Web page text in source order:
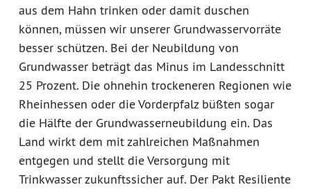
aus dem Hahn trinken oder damit duschen
können, müssen wir unserer Grundwasservorräte
besser schützen. Bei der Neubildung von
Grundwasser beträgt das Minus im Landesschnitt
25 Prozent. Die ohnehin trockeneren Regionen wie
Rheinhessen oder die Vorderpfalz büßten sogar
die Hälfte der Grundwasserneubildung ein. Das
Land wirkt dem mit zahlreichen Maßnahmen
entgegen und stellt die Versorgung mit
Trinkwasser zukunftssicher auf. Der Pakt Resiliente